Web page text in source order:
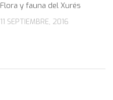
Flora y fauna del Xurés
11 SEPTIEMBRE, 2016